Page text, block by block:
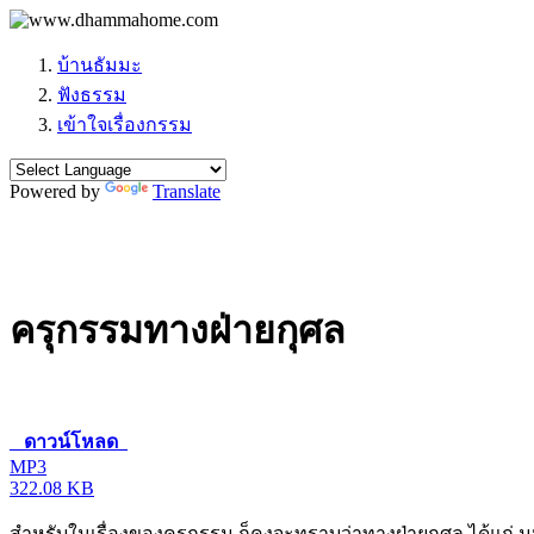
บ้านธัมมะ
ฟังธรรม
เข้าใจเรื่องกรรม
Powered by Translate
ครุกรรมทางฝ่ายกุศล
ดาวน์โหลด
MP3
322.08 KB